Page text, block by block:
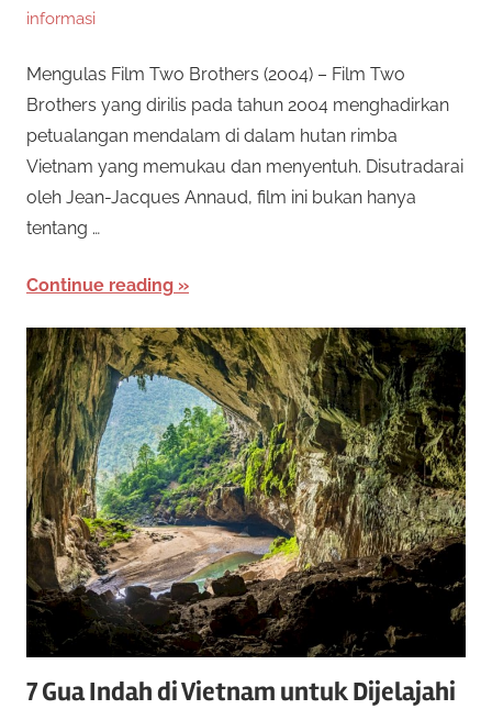
s
m
i
a
n
T
e
r
p
e
n
s
p
e
n
y
a
p
e
r
m
a
i
n
a
n
y
n
b
informasi
Mengulas Film Two Brothers (2004) – Film Two
Brothers yang dirilis pada tahun 2004 menghadirkan
petualangan mendalam di dalam hutan rimba
Vietnam yang memukau dan menyentuh. Disutradarai
oleh Jean-Jacques Annaud, film ini bukan hanya
tentang …
Continue reading
7 Gua Indah di Vietnam untuk Dijelajahi